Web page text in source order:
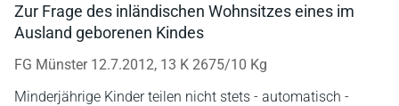
Zur Frage des inländischen Wohnsitzes eines im
Ausland geborenen Kindes
FG Münster 12.7.2012, 13 K 2675/10 Kg
Minderjährige Kinder teilen nicht stets - automatisch -